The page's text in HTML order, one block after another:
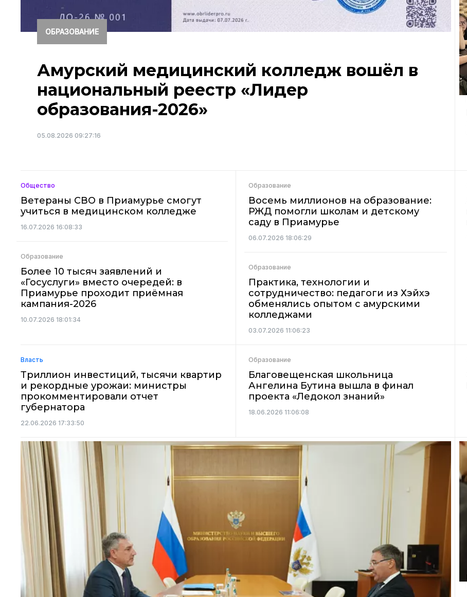
ОБРАЗОВАНИЕ
Амурский медицинский колледж вошёл в
национальный реестр «Лидер
образования-2026»
05.08.2026 09:27:16
Общество
Ветераны СВО в Приамурье смогут
учиться в медицинском колледже
16.07.2026 16:08:33
Образование
Более 10 тысяч заявлений и
«Госуслуги» вместо очередей: в
Приамурье проходит приёмная
кампания-2026
10.07.2026 18:01:34
Образование
Восемь миллионов на образование:
РЖД помогли школам и детскому
саду в Приамурье
06.07.2026 18:06:29
Образование
Практика, технологии и
сотрудничество: педагоги из Хэйхэ
обменялись опытом с амурскими
колледжами
03.07.2026 11:06:23
Власть
Триллион инвестиций, тысячи квартир
и рекордные урожаи: министры
прокомментировали отчет
губернатора
22.06.2026 17:33:50
Образование
Благовещенская школьница
Ангелина Бутина вышла в финал
проекта «Ледокол знаний»
18.06.2026 11:06:08